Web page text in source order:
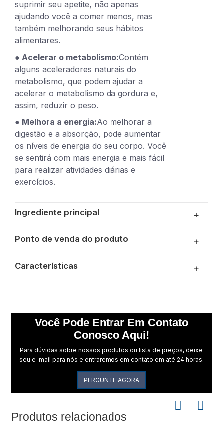
suprimir seu apetite, não apenas
ajudando você a comer menos, mas
também melhorando seus hábitos
alimentares.
● Acelerar o metabolismo:Contém
alguns aceleradores naturais do
metabolismo, que podem ajudar a
acelerar o metabolismo da gordura e,
assim, reduzir o peso.
● Melhora a energia:Ao melhorar a
digestão e a absorção, pode aumentar
os níveis de energia do seu corpo. Você
se sentirá com mais energia e mais fácil
para realizar atividades diárias e
exercícios.
Ingrediente principal +
Ponto de venda do produto +
Características +
Você Pode Entrar Em Contato
Conosco Aqui!
Para dúvidas sobre nossos produtos ou lista de preços, deixe
seu e-mail para nós e entraremos em contato em até 24 horas.
PERGUNTE AGORA
Produtos relacionados